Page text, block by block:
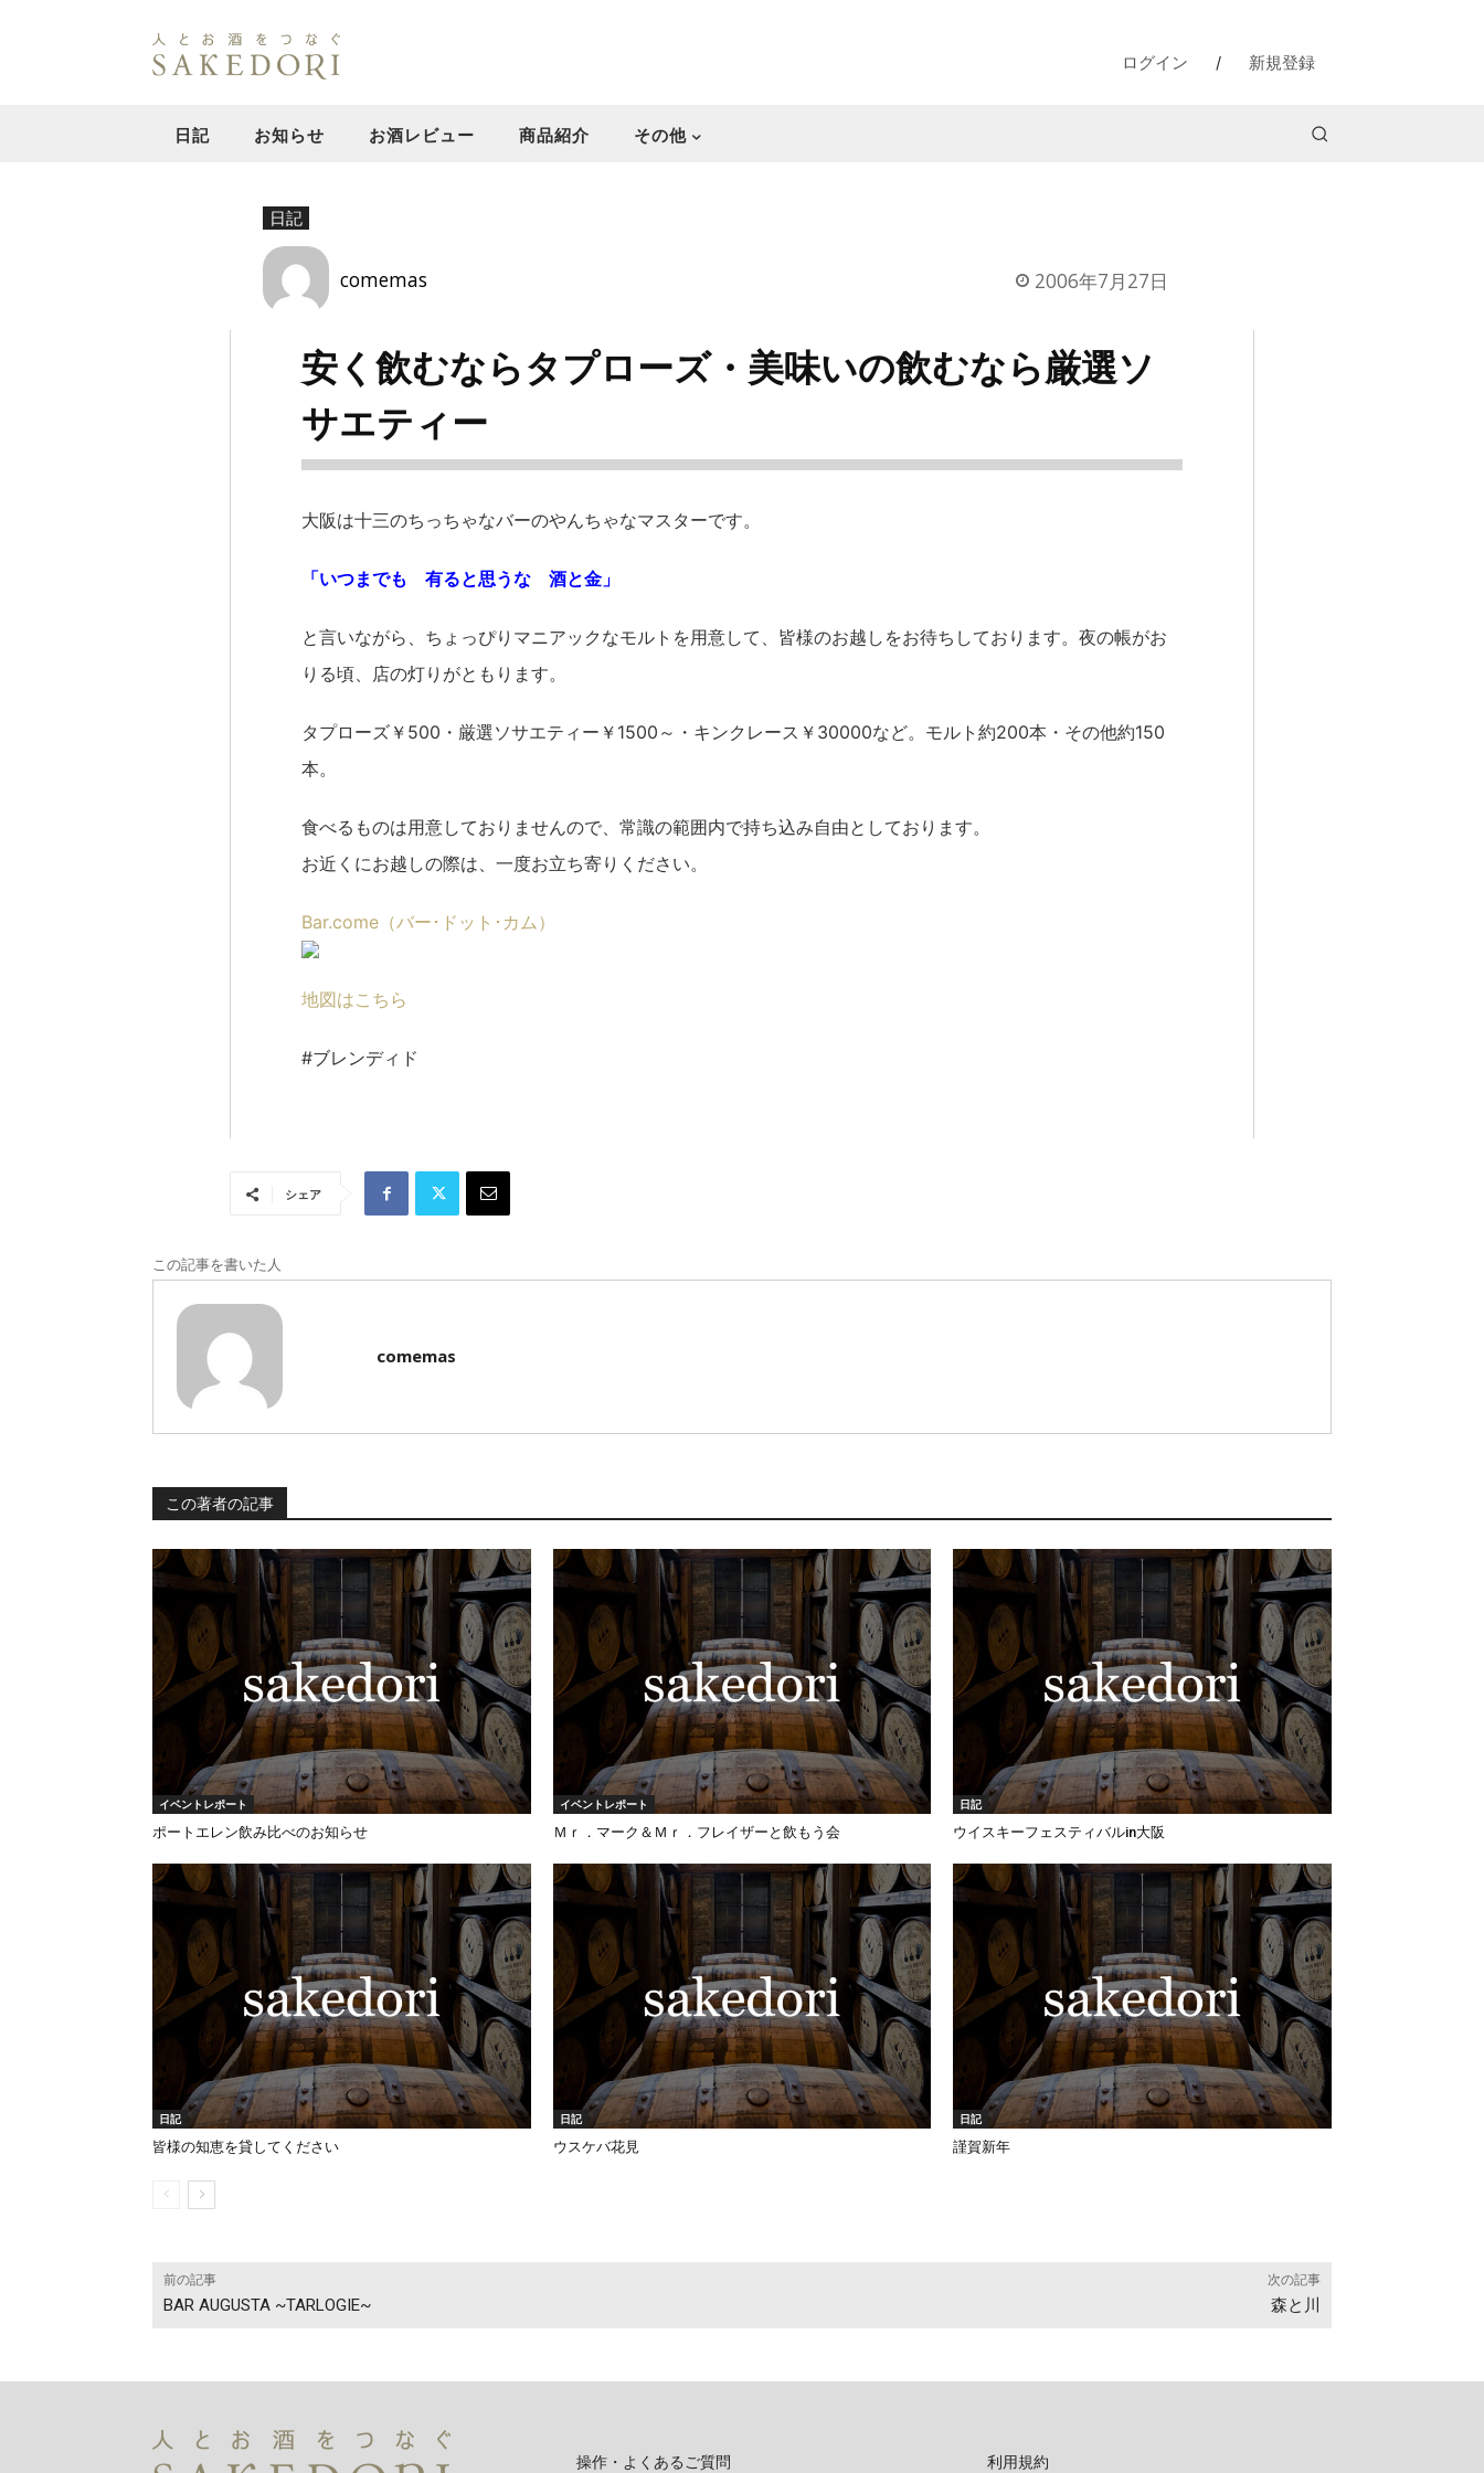
ログイン / 新規登録
日記 お知らせ お酒レビュー 商品紹介 その他
日記
comemas 2006年7月27日
安く飲むならタプローズ・美味いの飲むなら厳選ソ
サエティー
大阪は十三のちっちゃなバーのやんちゃなマスターです。
「いつまでも 有ると思うな 酒と金」
と言いながら、ちょっぴりマニアックなモルトを用意して、皆様のお越しをお待ちしております。夜の帳がお
りる頃、店の灯りがともります。
タプローズ￥500・厳選ソサエティー￥1500～・キンクレース￥30000など。モルト約200本・その他約150
本。
食べるものは用意しておりませんので、常識の範囲内で持ち込み自由としております。
お近くにお越しの際は、一度お立ち寄りください。
Bar.come（バー･ドット･カム）
地図はこちら
#ブレンディド
シェア
この記事を書いた人
comemas
この著者の記事
イベントレポート
ポートエレン飲み比べのお知らせ
イベントレポート
Ｍｒ．マーク＆Ｍｒ．フレイザーと飲もう会
日記
ウイスキーフェスティバルin大阪
日記
皆様の知恵を貸してください
日記
ウスケバ花見
日記
謹賀新年
前の記事
BAR AUGUSTA ~TARLOGIE~
次の記事
森と川
操作・よくあるご質問 利用規約